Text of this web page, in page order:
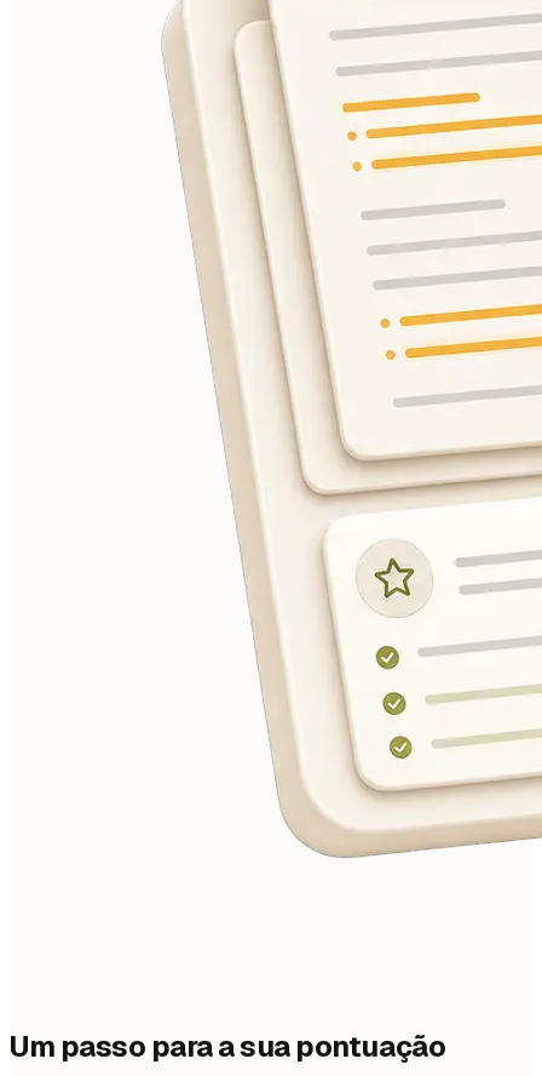
Um passo para a sua pontuação